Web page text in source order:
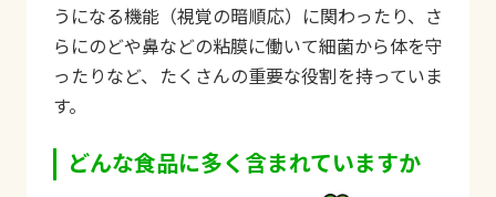
うになる機能（視覚の暗順応）に関わったり、さ
らにのどや鼻などの粘膜に働いて細菌から体を守
ったりなど、たくさんの重要な役割を持っていま
す。
どんな食品に多く含まれていますか